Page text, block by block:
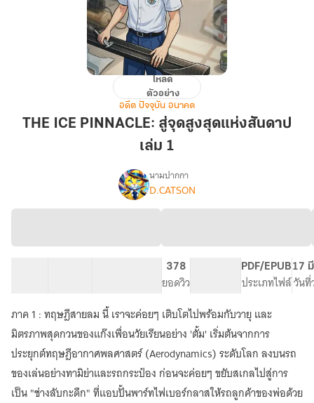
PINNACLE:
โหลด
ตัวอย่าง
อดีต ปัจจุบัน อนาคต
THE ICE PINNACLE: สู่จุดสูงสุดแห่งสันดาป
เล่ม 1
เรื่องTHE
ICE
จุด
สูงสุด
แห่ง
สันดาป
นามปากกา
D.CATSON
378
ยอดวิว
PDF/EPUB
ประเภทไฟล์
17
วันที่
ภาค 1 : ทฤษฎีสายลม นี้ เราจะค่อยๆ เติบโตไปพร้อมกับวายุ และ
มิตรภาพสุดกวนของแก๊งเพื่อนวัยเรียนอย่าง 'ตั้ม' เริ่มต้นจากการ
ประยุกต์ทฤษฎีอากาศพลศาสตร์ (Aerodynamics) ระดับโลก ลงบนรถ
ของเล่นอย่างทามิย่าและรถกระป๋อง ก่อนจะค่อยๆ ขยับสเกลไปสู่การ
เป็น "ช่างลับกะดึก" ที่แอบปั้นพาร์ทไฟเบอร์กลาสให้รถลูกค้าของพ่อด้วย